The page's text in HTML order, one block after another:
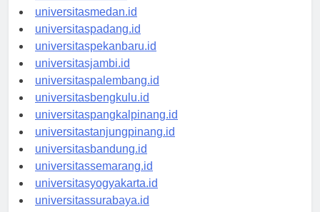
universitasaceh.id
universitasmedan.id
universitaspadang.id
universitaspekanbaru.id
universitasjambi.id
universitaspalembang.id
universitasbengkulu.id
universitaspangkalpinang.id
universitastanjungpinang.id
universitasbandung.id
universitassemarang.id
universitasyogyakarta.id